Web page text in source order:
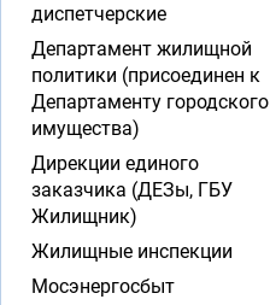
диспетчерские
Департамент жилищной
политики (присоединен к
Департаменту городского
имущества)
Дирекции единого
заказчика (ДЕЗы, ГБУ
Жилищник)
Жилищные инспекции
Мосэнергосбыт